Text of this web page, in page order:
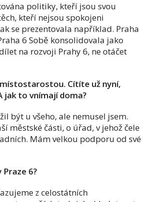
politiky, kteří jsou svou
kteří nejsou spokojeni
se prezentovala například. Praha
6 Sobě konsolidovala jako
na rozvoji Prahy 6, ne otáčet
Cítíte už nyní,
jak to vnímají doma?
být u všeho, ale nemusel jsem.
městské části, o úřad, v jehož čele
Mám velkou podporu od své
6?
z celostátních